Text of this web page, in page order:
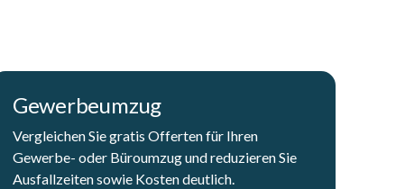
Gewerbeumzug
Vergleichen Sie gratis Offerten für Ihren
Gewerbe- oder Büroumzug und reduzieren Sie
Ausfallzeiten sowie Kosten deutlich.